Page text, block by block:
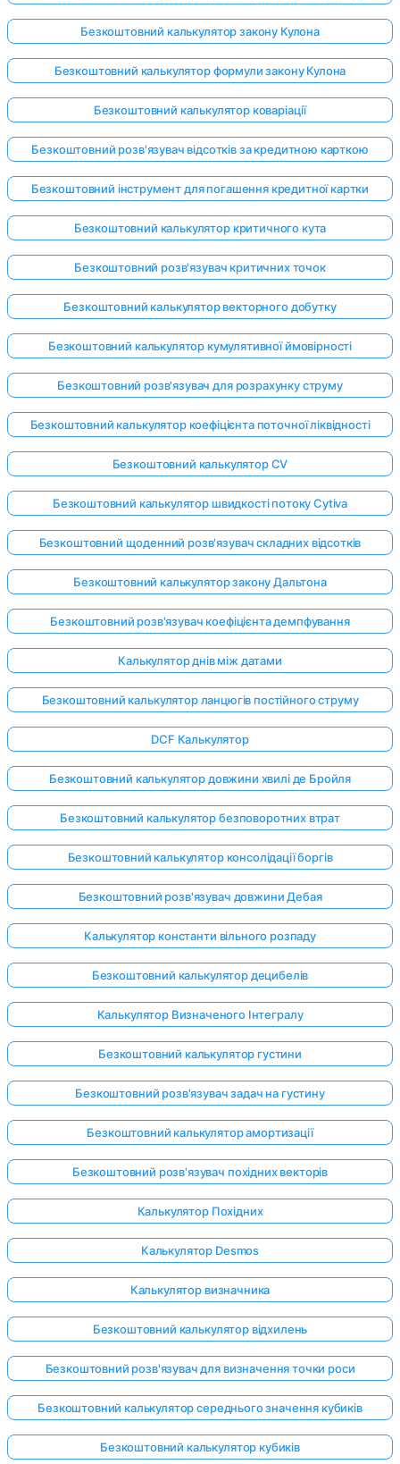
Увійдіть
тут!
Безкоштовний калькулятор закону Кулона
Безкоштовний калькулятор формули закону Кулона
Безкоштовний калькулятор коваріації
Безкоштовний розв'язувач відсотків за кредитною карткою
Безкоштовний інструмент для погашення кредитної картки
Безкоштовний калькулятор критичного кута
Безкоштовний розв'язувач критичних точок
Безкоштовний калькулятор векторного добутку
Безкоштовний калькулятор кумулятивної ймовірності
Безкоштовний розв'язувач для розрахунку струму
Безкоштовний калькулятор коефіцієнта поточної ліквідності
Безкоштовний калькулятор CV
Безкоштовний калькулятор швидкості потоку Cytiva
Безкоштовний щоденний розв'язувач складних відсотків
Безкоштовний калькулятор закону Дальтона
Безкоштовний розв'язувач коефіцієнта демпфування
Калькулятор днів між датами
Безкоштовний калькулятор ланцюгів постійного струму
DCF Калькулятор
Безкоштовний калькулятор довжини хвилі де Бройля
Безкоштовний калькулятор безповоротних втрат
Безкоштовний калькулятор консолідації боргів
Безкоштовний розв'язувач довжини Дебая
Калькулятор константи вільного розпаду
Безкоштовний калькулятор децибелів
Калькулятор Визначеного Інтегралу
Безкоштовний калькулятор густини
Безкоштовний розв'язувач задач на густину
Безкоштовний калькулятор амортизації
Безкоштовний розв'язувач похідних векторів
Калькулятор Похідних
Калькулятор Desmos
Калькулятор визначника
Безкоштовний калькулятор відхилень
Безкоштовний розв'язувач для визначення точки роси
Безкоштовний калькулятор середнього значення кубиків
Безкоштовний калькулятор кубиків